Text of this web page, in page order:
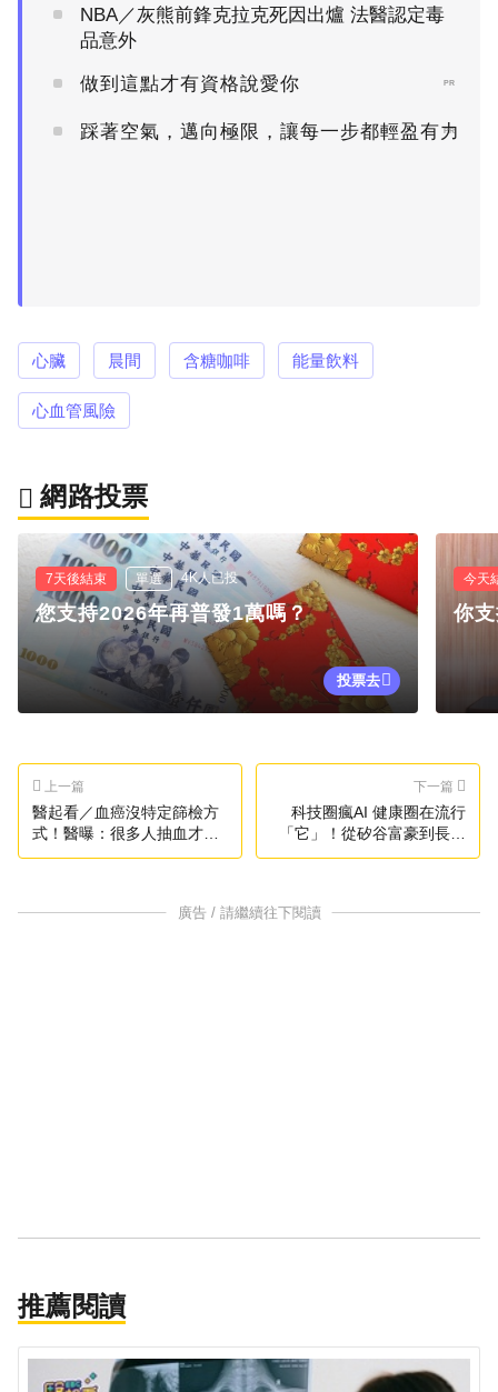
NBA／灰熊前鋒克拉克死因出爐 法醫認定毒
品意外
做到這點才有資格說愛你 PR
踩著空氣，邁向極限，讓每一步都輕盈有力
PR
心臟 晨間 含糖咖啡 能量飲料
心血管風險
網路投票
7天後結束 單選 4K人已投
您支持2026年再普發1萬嗎？
投票去
今天
你
上一篇
醫起看／血癌沒特定篩檢方
式！醫曝：很多人抽血才知
道
下一篇
科技圈瘋AI 健康圈在流行
「它」！從矽谷富豪到長壽
醫學專家都在研究！
廣告 / 請繼續往下閱讀
推薦閱讀